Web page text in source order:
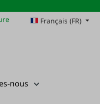
Français (FR)
liste de souhaits
nous